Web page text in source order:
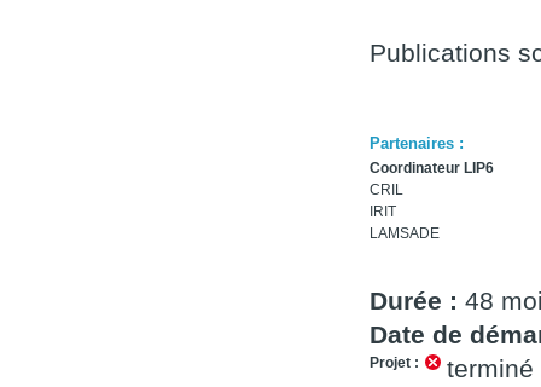
Publications
Partenaires :
Coordinateur LIP6
CRIL
IRIT
LAMSADE
Durée : 48
Date de
Projet : terminé